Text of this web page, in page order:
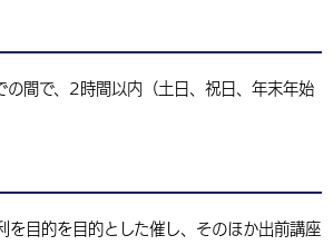
間で、2時間以内（土日、祝日、年末年始
を目的を目的とした催し、そのほか出前講座